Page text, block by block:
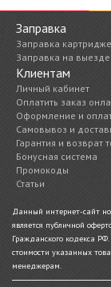
Заправка
Заправка
Заправка на выезде
Клиентам
Личный кабинет
Оплатить заказ
Оформление и
Самовывоз и
Гарантия и возврат
Бонусная система
Промокоды
Статьи
Данный интернет-сайт
является публичной
Гражданского кодекса
стоимости указанных
менеджерам.